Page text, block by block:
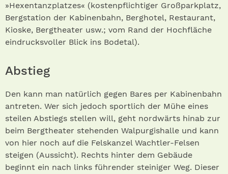
»Hexentanzplatzes« (kostenpflichtiger Großparkplatz,
Bergstation der Kabinenbahn, Berghotel, Restaurant,
Kioske, Bergtheater usw.; vom Rand der Hochfläche
eindrucksvoller Blick ins Bodetal).
Abstieg
Den kann man natürlich gegen Bares per Kabinenbahn
antreten. Wer sich jedoch sportlich der Mühe eines
steilen Abstiegs stellen will, geht nordwärts hinab zur
beim Bergtheater stehenden Walpurgishalle und kann
von hier noch auf die Felskanzel Wachtler-Felsen
steigen (Aussicht). Rechts hinter dem Gebäude
beginnt ein nach links führender steiniger Weg. Dieser